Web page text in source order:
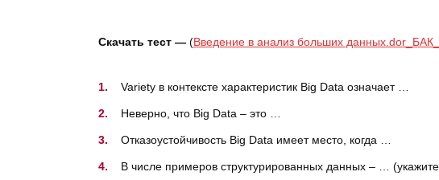
Скачать тест — (Введение в анализ больших
Variety в контексте характеристик Big Data означает …
Неверно, что Big Data – это …
Отказоустойчивость Big Data имеет место, когда …
В числе примеров структурированных данных – …